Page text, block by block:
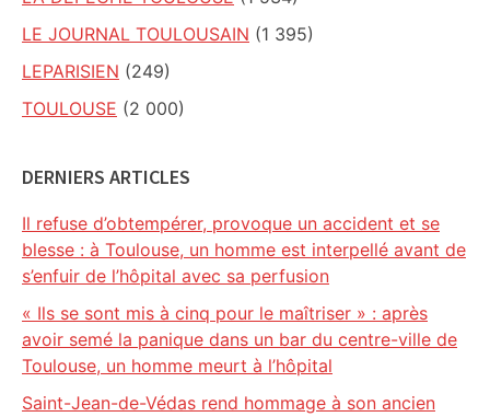
LE JOURNAL TOULOUSAIN (1 395)
LEPARISIEN (249)
TOULOUSE (2 000)
DERNIERS ARTICLES
Il refuse d’obtempérer, provoque un accident et se
blesse : à Toulouse, un homme est interpellé avant de
s’enfuir de l’hôpital avec sa perfusion
« Ils se sont mis à cinq pour le maîtriser » : après
avoir semé la panique dans un bar du centre-ville de
Toulouse, un homme meurt à l’hôpital
Saint-Jean-de-Védas rend hommage à son ancien